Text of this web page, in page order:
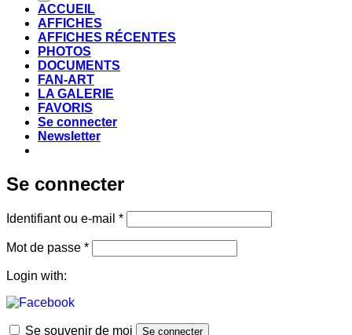
ACCUEIL
AFFICHES
AFFICHES RÉCENTES
PHOTOS
DOCUMENTS
FAN-ART
LA GALERIE
FAVORIS
Se connecter
Newsletter
Se connecter
Identifiant ou e-mail *Obligatoire
Mot de passe *Obligatoire
Login with:
Se souvenir de moi Se connecter